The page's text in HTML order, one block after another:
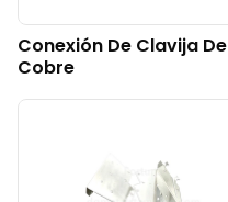
Conexión De Clavija De
Cobre